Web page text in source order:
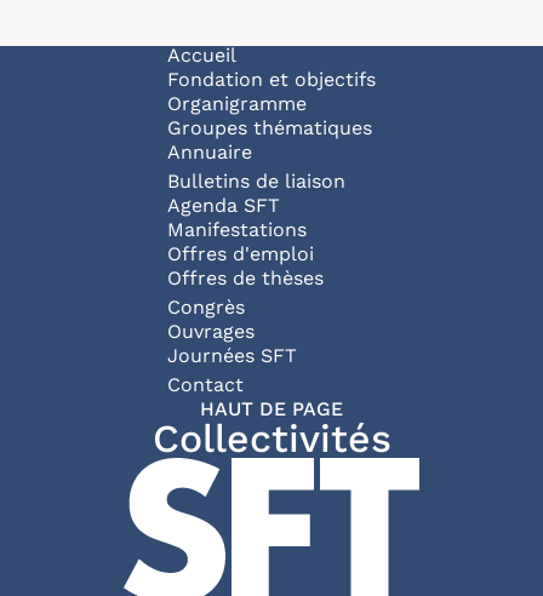
Navigation principale
Accueil
Fondation et objectifs
Organigramme
Groupes thématiques
Annuaire
Bulletins de liaison
Agenda SFT
Manifestations
Offres d'emploi
Offres de thèses
Congrès
Ouvrages
Journées SFT
Pied de page
Contact
HAUT DE PAGE
Collectivités